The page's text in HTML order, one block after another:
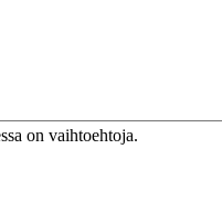
on vaihtoehtoja.